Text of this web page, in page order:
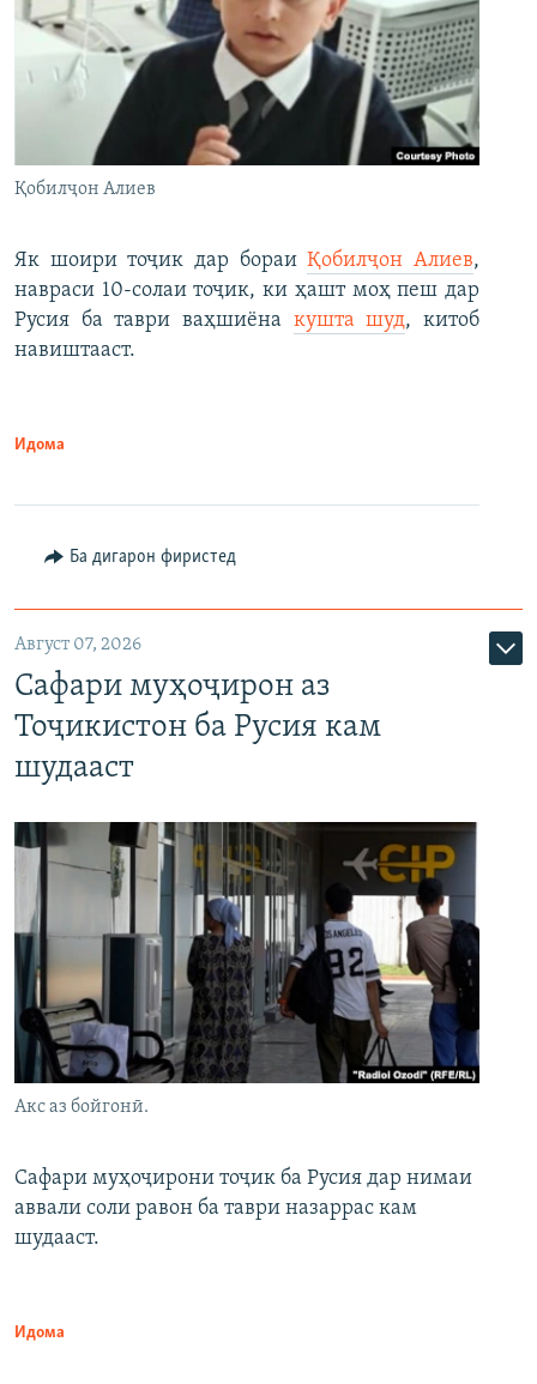
Қобилҷон Алиев
Як шоири тоҷик дар бораиҚобилҷон Алиев,
навраси 10-солаи тоҷик, ки ҳашт моҳ пеш дар
Русия ба таври ваҳшиёна кушта шуд, китоб
навиштааст.
Идома
Ба дигарон фиристед
Август 07, 2026
Сафари муҳоҷирон аз
Тоҷикистон ба Русия кам
шудааст
Акс аз бойгонӣ.
Сафари муҳоҷирони тоҷик ба Русия дар нимаи
аввали соли равон ба таври назаррас кам
шудааст.
Идома